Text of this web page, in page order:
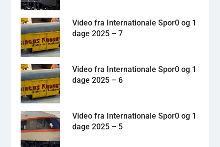
Video fra Internationale Spor0 og 1
dage 2025 – 7
Video fra Internationale Spor0 og 1
dage 2025 – 6
Video fra Internationale Spor0 og 1
dage 2025 – 5